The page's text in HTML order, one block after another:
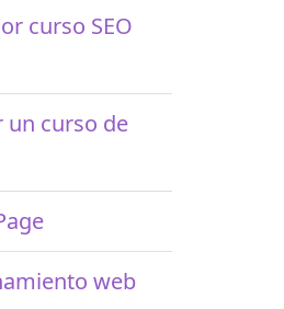
curso SEO
un curso de
web